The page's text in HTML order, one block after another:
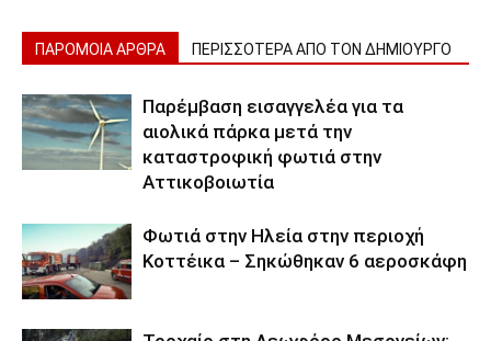
ΠΑΡΟΜΟΙΑ ΑΡΘΡΑ ΠΕΡΙΣΣΟΤΕΡΑ ΑΠΟ ΤΟΝ ΔΗΜΙΟΥΡΓΟ
Παρέμβαση εισαγγελέα για τα
αιολικά πάρκα μετά την
καταστροφική φωτιά στην
Αττικοβοιωτία
Φωτιά στην Ηλεία στην περιοχή
Κοττέικα – Σηκώθηκαν 6 αεροσκάφη